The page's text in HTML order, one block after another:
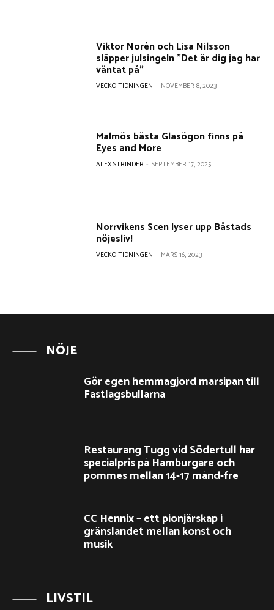
Viktor Norén och Lisa Nilsson
släpper julsingeln ”Det är dig jag har
väntat på”
VECKO TIDNINGEN - NOVEMBER 8, 2023
Malmös bästa Glasögon finns på
Eyes and More
ALEX STRINDER - SEPTEMBER 17, 2025
Norrvikens Scen lyser upp Båstads
nöjesliv!
VECKO TIDNINGEN - MARS 16, 2023
NÖJE
Gör egen hemmagjord marsipan till
Fastlagsbullarna
Restaurang Tugg vid Södertull har
specialpris på Hamburgare och
pommes mellan 14-17 månd-fre
CC Hennix – ett pionjärskap i
gränslandet mellan konst och
musik
LIVSTIL